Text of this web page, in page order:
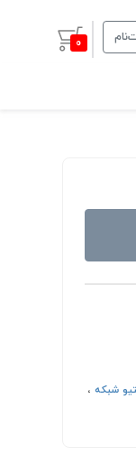
0
شبکه،